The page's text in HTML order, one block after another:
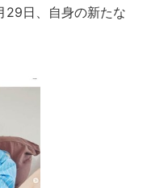
29日、自身の新たな